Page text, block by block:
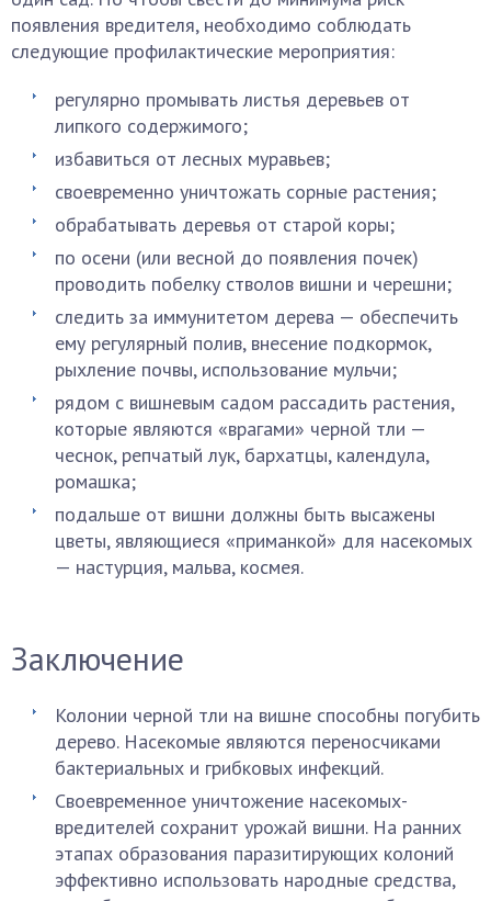
появления вредителя, необходимо соблюдать
следующие профилактические мероприятия:
регулярно промывать листья деревьев от
липкого содержимого;
избавиться от лесных муравьев;
своевременно уничтожать сорные растения;
обрабатывать деревья от старой коры;
по осени (или весной до появления почек)
проводить побелку стволов вишни и черешни;
следить за иммунитетом дерева — обеспечить
ему регулярный полив, внесение подкормок,
рыхление почвы, использование мульчи;
рядом с вишневым садом рассадить растения,
которые являются «врагами» черной тли —
чеснок, репчатый лук, бархатцы, календула,
ромашка;
подальше от вишни должны быть высажены
цветы, являющиеся «приманкой» для насекомых
— настурция, мальва, космея.
Заключение
Колонии черной тли на вишне способны погубить
дерево. Насекомые являются переносчиками
бактериальных и грибковых инфекций.
Своевременное уничтожение насекомых-
вредителей сохранит урожай вишни. На ранних
этапах образования паразитирующих колоний
эффективно использовать народные средства,